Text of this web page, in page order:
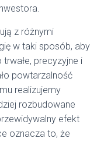
z różnymi
w taki sposób, aby
trwałe, precyzyjne i
powtarzalność
realizujemy
rozbudowane
efekt
oznacza to, że